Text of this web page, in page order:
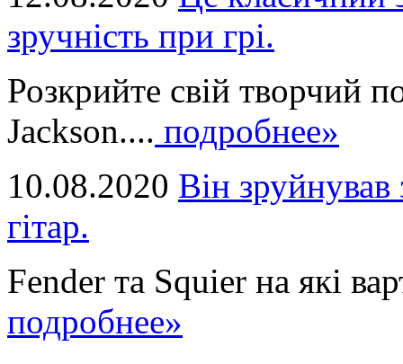
зручність при грі.
Розкрийте свій творчий
Jackson.... подробнее»
10.08.2020 Він
гітар.
Fender та Squier на які
подробнее»